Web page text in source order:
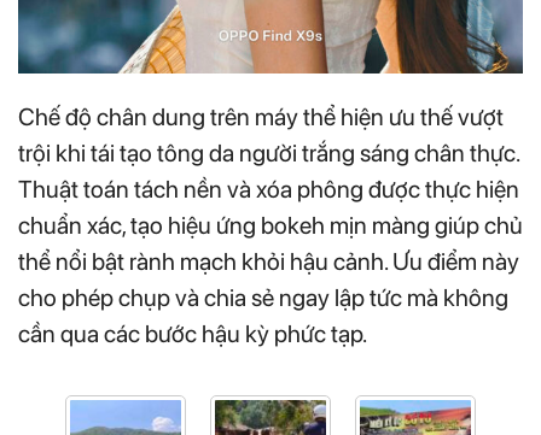
Chế độ chân dung trên máy thể hiện ưu thế vượt
trội khi tái tạo tông da người trắng sáng chân thực.
Thuật toán tách nền và xóa phông được thực hiện
chuẩn xác, tạo hiệu ứng bokeh mịn màng giúp chủ
thể nổi bật rành mạch khỏi hậu cảnh. Ưu điểm này
cho phép chụp và chia sẻ ngay lập tức mà không
cần qua các bước hậu kỳ phức tạp.